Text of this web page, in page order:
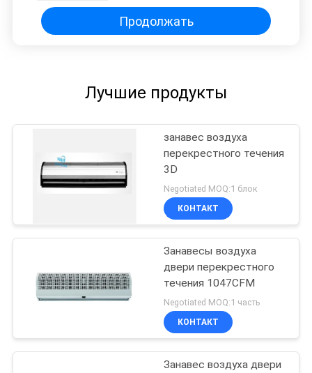
Продолжать
Лучшие продукты
занавес воздуха
перекрестного течения
3D
Negotiated MOQ:1 блок
КОНТАКТ
Занавесы воздуха
двери перекрестного
течения 1047CFM
Negotiated MOQ:1 часть
КОНТАКТ
Занавес воздуха двери